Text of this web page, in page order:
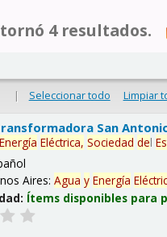
4 resultados.
| Seleccionar todo Limpiar
San
Energía Eléctrica, Sociedad del
Aires:Agua y Energía
Ítems disponibles para